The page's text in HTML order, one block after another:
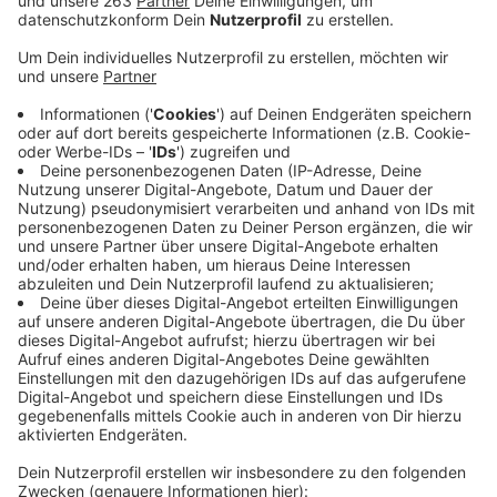
Gute Nachrichten aus dem Kreisklinikum in Siegen:
Corona-Virus stationär behandelt wurde, als genesen
entlassen werden. „Wir sind sehr froh über diese
positive Entwicklung“, so Paul Fiedler, leitender
Oberarzt am Kreisklinikum. In den letzten Wochen war
die Zahl Fälle bei durchschnittlich 12-15 pro Tag, von
denen bis zu fünf intensivmedizinisch beatmet werden
mussten, noch deutlich höher. Trotz der entspannten
Lage soll die Sicherheit der Patienten und Mitarbeiter
weiter an oberster Stelle stehen. Daher wird jeder, der
stationär aufgenommen wird, per Abstrich auf Corona
getestet. Auch Isolierbetten für Corona-Patienten
werden weiter vorgehalten. Laut Kreisverwaltung gibt
es im Kreis aktuell offiziell noch sieben Menschen, die
an Corona erkrankt sind.